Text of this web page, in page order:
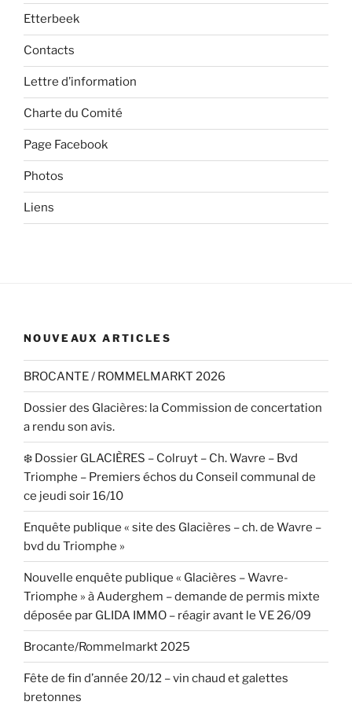
Etterbeek
Contacts
Lettre d’information
Charte du Comité
Page Facebook
Photos
Liens
NOUVEAUX ARTICLES
BROCANTE / ROMMELMARKT 2026
Dossier des Glacières: la Commission de concertation
a rendu son avis.
❄️ Dossier GLACIÈRES – Colruyt – Ch. Wavre – Bvd
Triomphe – Premiers échos du Conseil communal de
ce jeudi soir 16/10
Enquête publique « site des Glacières – ch. de Wavre –
bvd du Triomphe »
Nouvelle enquête publique « Glacières – Wavre-
Triomphe » à Auderghem – demande de permis mixte
déposée par GLIDA IMMO – réagir avant le VE 26/09
Brocante/Rommelmarkt 2025
Fête de fin d’année 20/12 – vin chaud et galettes
bretonnes